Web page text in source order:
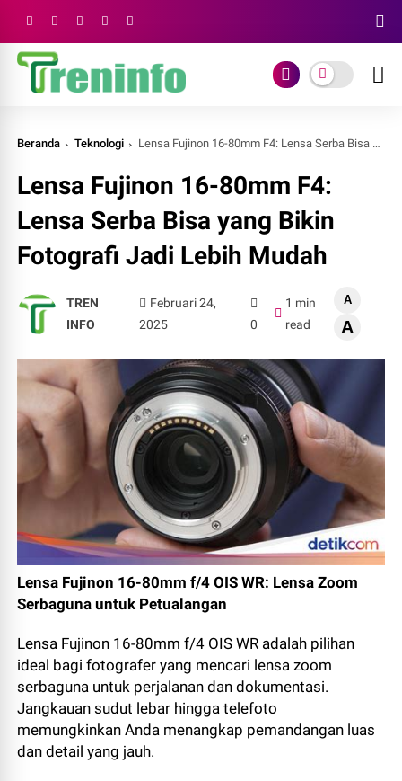
Beranda Teknologi Lensa Fujinon 16-80mm F4: Lensa Serba Bisa yang Bikin Fotografi Jadi Lebih Mudah
Lensa Fujinon 16-80mm F4:
Lensa Serba Bisa yang Bikin
Fotografi Jadi Lebih Mudah
TREN
INFO
Februari 24,
2025
0
1 min
read
A
A
Lensa Fujinon 16-80mm f/4 OIS WR: Lensa Zoom
Serbaguna untuk Petualangan
Lensa Fujinon 16-80mm f/4 OIS WR adalah pilihan
ideal bagi fotografer yang mencari lensa zoom
serbaguna untuk perjalanan dan dokumentasi.
Jangkauan sudut lebar hingga telefoto
memungkinkan Anda menangkap pemandangan luas
dan detail yang jauh.